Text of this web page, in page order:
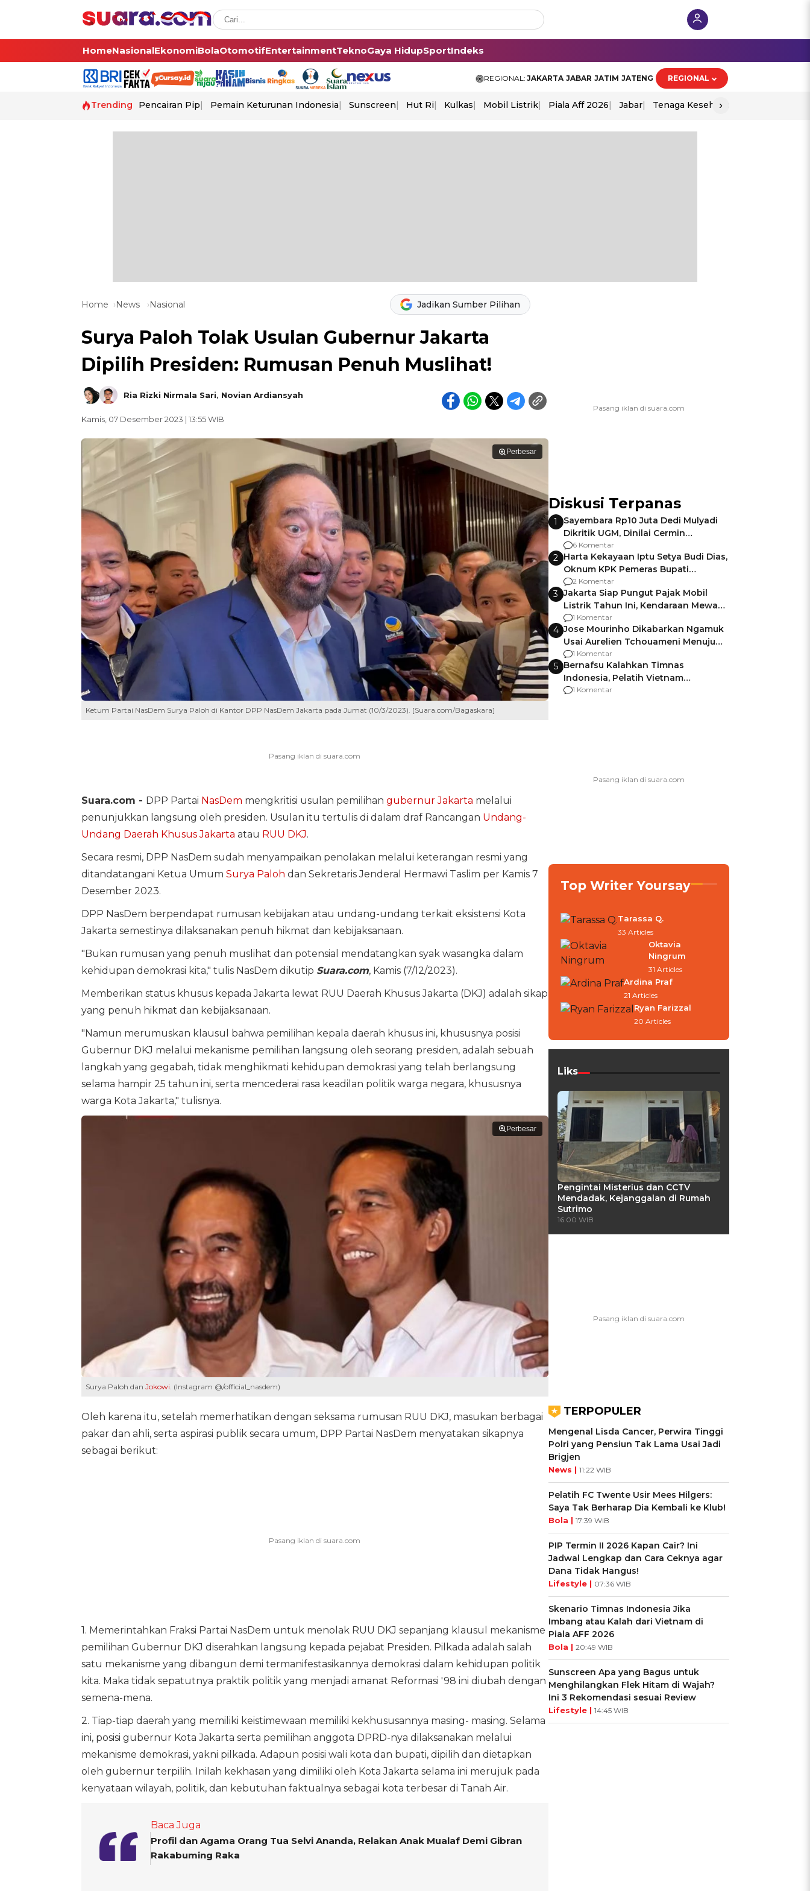
HomeNasionalEkonomiBolaOtomotifEntertainmentTeknoGaya HidupSportIndeks
REGIONAL: JAKARTA JABAR JATIM JATENG REGIONAL
Trending Pencairan Pip Pemain Keturunan Indonesia Sunscreen Hut Ri Kulkas Mobil Listrik Piala Aff 2026 Jabar Tenaga Kesehatan
›
Home News Nasional Jadikan Sumber Pilihan
Surya Paloh Tolak Usulan Gubernur Jakarta
Dipilih Presiden: Rumusan Penuh Muslihat!
Ria Rizki Nirmala Sari, Novian Ardiansyah
Kamis, 07 Desember 2023 | 13:55 WIB
Perbesar
Ketum Partai NasDem Surya Paloh di Kantor DPP NasDem Jakarta pada Jumat (10/3/2023). [Suara.com/Bagaskara]
Suara.com - DPP Partai NasDem mengkritisi usulan pemilihan gubernur Jakarta melalui
penunjukkan langsung oleh presiden. Usulan itu tertulis di dalam draf Rancangan Undang-
Undang Daerah Khusus Jakarta atau RUU DKJ.
Secara resmi, DPP NasDem sudah menyampaikan penolakan melalui keterangan resmi yang
ditandatangani Ketua Umum Surya Paloh dan Sekretaris Jenderal Hermawi Taslim per Kamis 7
Desember 2023.
DPP NasDem berpendapat rumusan kebijakan atau undang-undang terkait eksistensi Kota
Jakarta semestinya dilaksanakan penuh hikmat dan kebijaksanaan.
"Bukan rumusan yang penuh muslihat dan potensial mendatangkan syak wasangka dalam
kehidupan demokrasi kita," tulis NasDem dikutip Suara.com, Kamis (7/12/2023).
Memberikan status khusus kepada Jakarta lewat RUU Daerah Khusus Jakarta (DKJ) adalah sikap
yang penuh hikmat dan kebijaksanaan.
"Namun merumuskan klausul bahwa pemilihan kepala daerah khusus ini, khususnya posisi
Gubernur DKJ melalui mekanisme pemilihan langsung oleh seorang presiden, adalah sebuah
langkah yang gegabah, tidak menghikmati kehidupan demokrasi yang telah berlangsung
selama hampir 25 tahun ini, serta mencederai rasa keadilan politik warga negara, khususnya
warga Kota Jakarta," tulisnya.
Perbesar
Surya Paloh dan Jokowi. (Instagram @/official_nasdem)
Oleh karena itu, setelah memerhatikan dengan seksama rumusan RUU DKJ, masukan berbagai
pakar dan ahli, serta aspirasi publik secara umum, DPP Partai NasDem menyatakan sikapnya
sebagai berikut:
1. Memerintahkan Fraksi Partai NasDem untuk menolak RUU DKJ sepanjang klausul mekanisme
pemilihan Gubernur DKJ diserahkan langsung kepada pejabat Presiden. Pilkada adalah salah
satu mekanisme yang dibangun demi termanifestasikannya demokrasi dalam kehidupan politik
kita. Maka tidak sepatutnya praktik politik yang menjadi amanat Reformasi '98 ini diubah dengan
semena-mena.
2. Tiap-tiap daerah yang memiliki keistimewaan memiliki kekhususannya masing- masing. Selama
ini, posisi gubernur Kota Jakarta serta pemilihan anggota DPRD-nya dilaksanakan melalui
mekanisme demokrasi, yakni pilkada. Adapun posisi wali kota dan bupati, dipilih dan dietapkan
oleh gubernur terpilih. Inilah kekhasan yang dimiliki oleh Kota Jakarta selama ini merujuk pada
kenyataan wilayah, politik, dan kebutuhan faktualnya sebagai kota terbesar di Tanah Air.
Baca Juga
Profil dan Agama Orang Tua Selvi Ananda, Relakan Anak Mualaf Demi Gibran
Rakabuming Raka
Diskusi Terpanas
1
Sayembara Rp10 Juta Dedi Mulyadi
Dikritik UGM, Dinilai Cermin
Gagalnya Negara Jamin Keamanan
6 Komentar
2 Harta Kekayaan Iptu Setya Budi Dias,
Oknum KPK Pemeras Bupati
Pemalang
2 Komentar
3 Jakarta Siap Pungut Pajak Mobil
Listrik Tahun Ini, Kendaraan Mewah
Kena hingga 75% PKB
1 Komentar
4 Jose Mourinho Dikabarkan Ngamuk
Usai Aurelien Tchouameni Menuju
Manchester United
1 Komentar
5 Bernafsu Kalahkan Timnas
Indonesia, Pelatih Vietnam
Berencana Pakai Jimat di Pakansari
1 Komentar
Top Writer Yoursay
Tarassa Q.
33 Articles
Oktavia
Ningrum
31 Articles
Ardina Praf
21 Articles
Ryan Farizzal
20 Articles
Liks
Pengintai Misterius dan CCTV
Mendadak, Kejanggalan di Rumah
Sutrimo
16:00 WIB
TERPOPULER
Mengenal Lisda Cancer, Perwira Tinggi
Polri yang Pensiun Tak Lama Usai Jadi
Brigjen
News | 11:22 WIB
Pelatih FC Twente Usir Mees Hilgers:
Saya Tak Berharap Dia Kembali ke Klub!
Bola | 17:39 WIB
PIP Termin II 2026 Kapan Cair? Ini
Jadwal Lengkap dan Cara Ceknya agar
Dana Tidak Hangus!
Lifestyle | 07:36 WIB
Skenario Timnas Indonesia Jika
Imbang atau Kalah dari Vietnam di
Piala AFF 2026
Bola | 20:49 WIB
Sunscreen Apa yang Bagus untuk
Menghilangkan Flek Hitam di Wajah?
Ini 3 Rekomendasi sesuai Review
Lifestyle | 14:45 WIB